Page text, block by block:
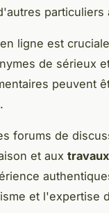
ligne est
de sérieux
peuvent
forums de
et aux
et l'expertise